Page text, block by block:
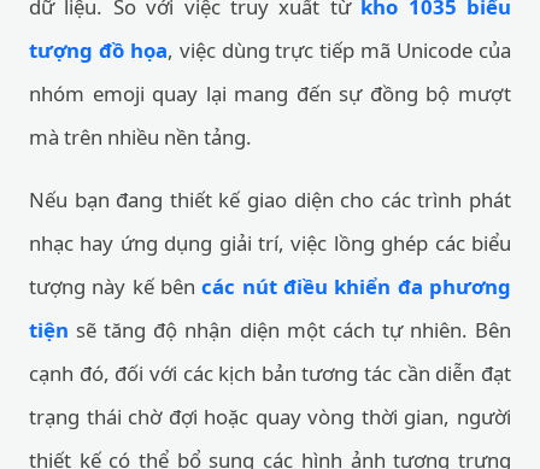
dữ liệu. So với việc truy xuất từ kho 1035 biểu
tượng đồ họa, việc dùng trực tiếp mã Unicode của
nhóm emoji quay lại mang đến sự đồng bộ mượt
mà trên nhiều nền tảng.
Nếu bạn đang thiết kế giao diện cho các trình phát
nhạc hay ứng dụng giải trí, việc lồng ghép các biểu
tượng này kế bêncác nút điều khiển đa phương
tiện sẽ tăng độ nhận diện một cách tự nhiên. Bên
cạnh đó, đối với các kịch bản tương tác cần diễn đạt
trạng thái chờ đợi hoặc quay vòng thời gian, người
thiết kế có thể bổ sung các hình ảnh tượng trưng